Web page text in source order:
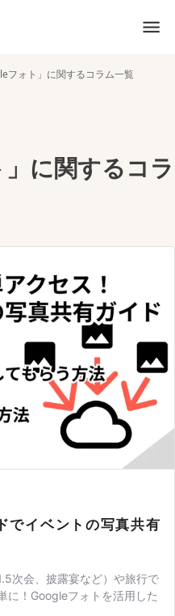
フォト」に関するコラム一覧
に関するコラ
でイベントの写真共有
次会、披露宴など）や旅行で
に！Googleフォトを活用した